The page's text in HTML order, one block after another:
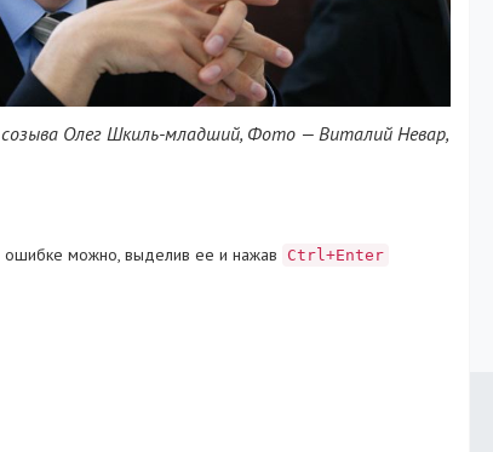
Олег Шкиль-младший, Фото — Виталий Невар,
можно, выделив ее и нажав Ctrl+Enter